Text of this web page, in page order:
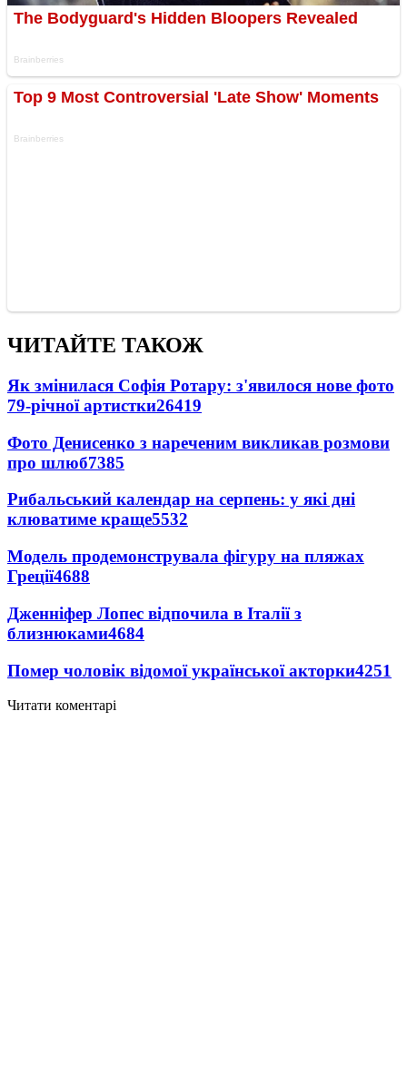
ЧИТАЙТЕ ТАКОЖ
Як змінилася Софія Ротару: з'явилося нове фото
79-річної артистки26419
Фото Денисенко з нареченим викликав розмови
про шлюб7385
Рибальський календар на серпень: у які дні
клюватиме краще5532
Модель продемонструвала фігуру на пляжах
Греції4688
Дженніфер Лопес відпочила в Італії з
близнюками4684
Помер чоловік відомої української акторки4251
Читати коментарі